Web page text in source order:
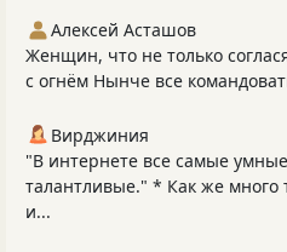
Алексей Асташов
Женщин, что не только
с огнём Нынче все
Вирджиния
"В интернете все самые
талантливые." * Как же много
и...